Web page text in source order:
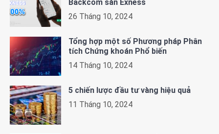
Backcom sàn Exness
26 Tháng 10, 2024
Tổng hợp một số Phương pháp Phân
tích Chứng khoán Phổ biến
14 Tháng 10, 2024
5 chiến lược đầu tư vàng hiệu quả
11 Tháng 10, 2024